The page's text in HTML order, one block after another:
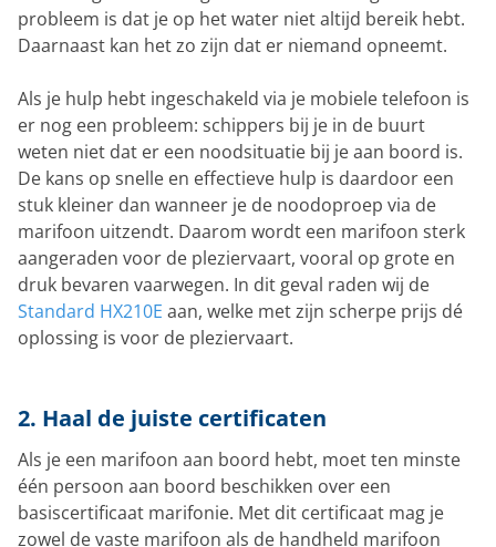
probleem is dat je op het water niet altijd bereik hebt.
Daarnaast kan het zo zijn dat er niemand opneemt.
Als je hulp hebt ingeschakeld via je mobiele telefoon is
er nog een probleem: schippers bij je in de buurt
weten niet dat er een noodsituatie bij je aan boord is.
De kans op snelle en effectieve hulp is daardoor een
stuk kleiner dan wanneer je de noodoproep via de
marifoon uitzendt. Daarom wordt een marifoon sterk
aangeraden voor de pleziervaart, vooral op grote en
druk bevaren vaarwegen. In dit geval raden wij de
Standard HX210E aan, welke met zijn scherpe prijs dé
oplossing is voor de pleziervaart.
2. Haal de juiste certificaten
Als je een marifoon aan boord hebt, moet ten minste
één persoon aan boord beschikken over een
basiscertificaat marifonie. Met dit certificaat mag je
zowel de vaste marifoon als de handheld marifoon